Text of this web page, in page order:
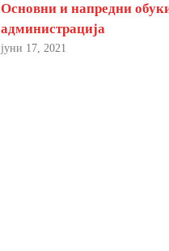
Основни и напредни
администрација
јуни 17, 2021